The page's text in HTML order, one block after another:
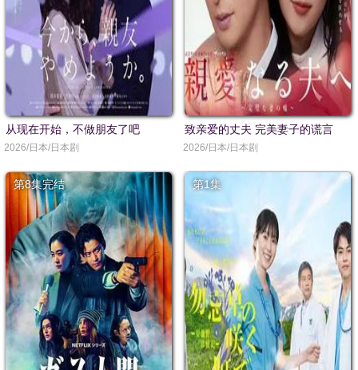
从现在开始，不做朋友了吧
2026/日本/日本剧
致亲爱的丈夫 完美妻子的谎言
2026/日本/日本剧
第8集完结 第1集